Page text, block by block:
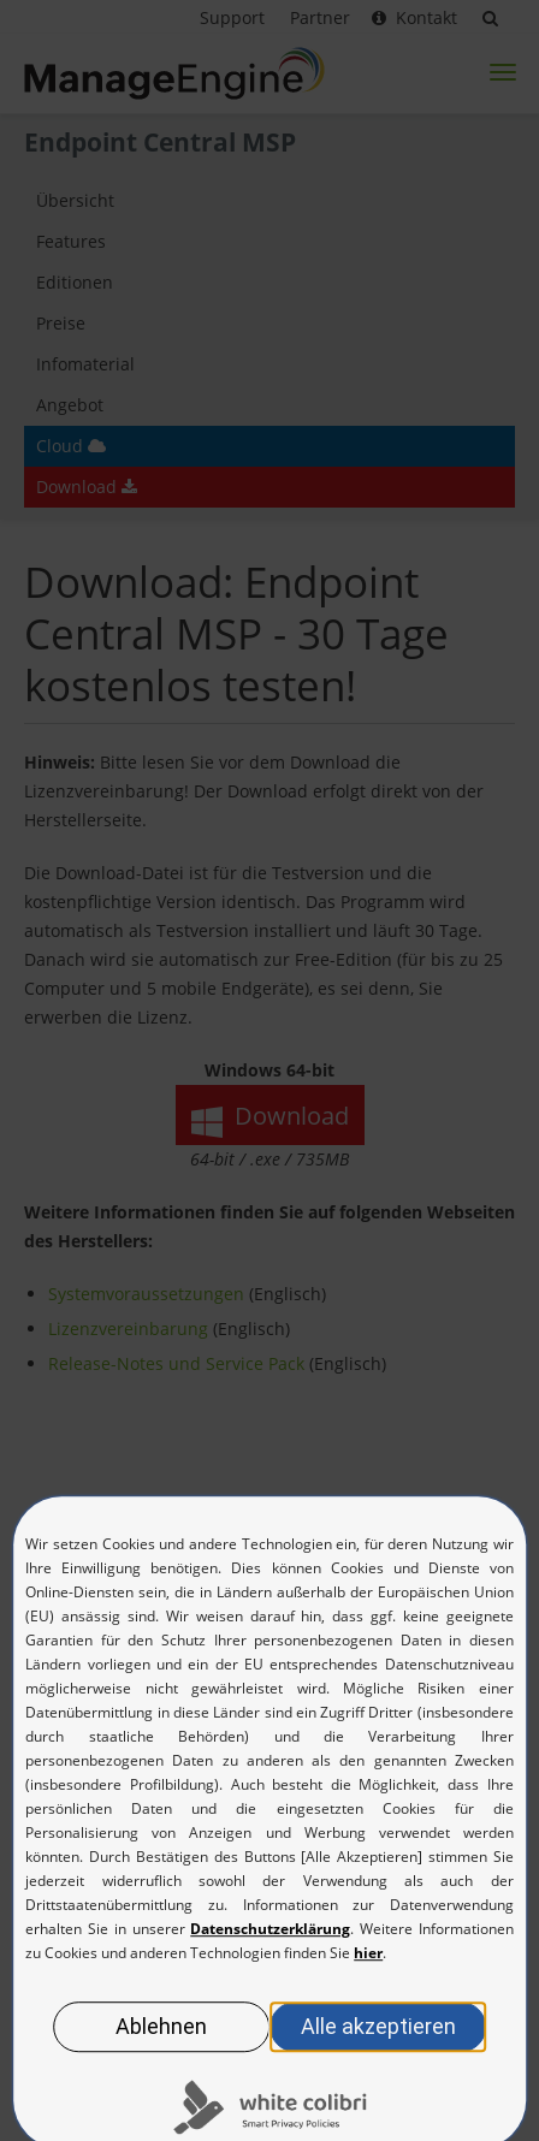
Support Partner Kontakt
Endpoint Central MSP
Übersicht
Features
Editionen
Preise
Infomaterial
Angebot
Cloud
Download
Download: Endpoint
Central MSP - 30 Tage
kostenlos testen!
Hinweis: Bitte lesen Sie vor dem Download die
Lizenzvereinbarung! Der Download erfolgt direkt von der
Herstellerseite.
Die Download-Datei ist für die Testversion und die
kostenpflichtige Version identisch. Das Programm wird
automatisch als Testversion installiert und läuft 30 Tage.
Danach wird sie automatisch zur Free-Edition (für bis zu 25
Computer und 5 mobile Endgeräte), es sei denn, Sie
erwerben die Lizenz.
Windows 64-bit
Download
64-bit / .exe / 735MB
Weitere Informationen finden Sie auf folgenden Webseiten
des Herstellers:
Systemvoraussetzungen (Englisch)
Lizenzvereinbarung (Englisch)
Release-Notes und Service Pack (Englisch)